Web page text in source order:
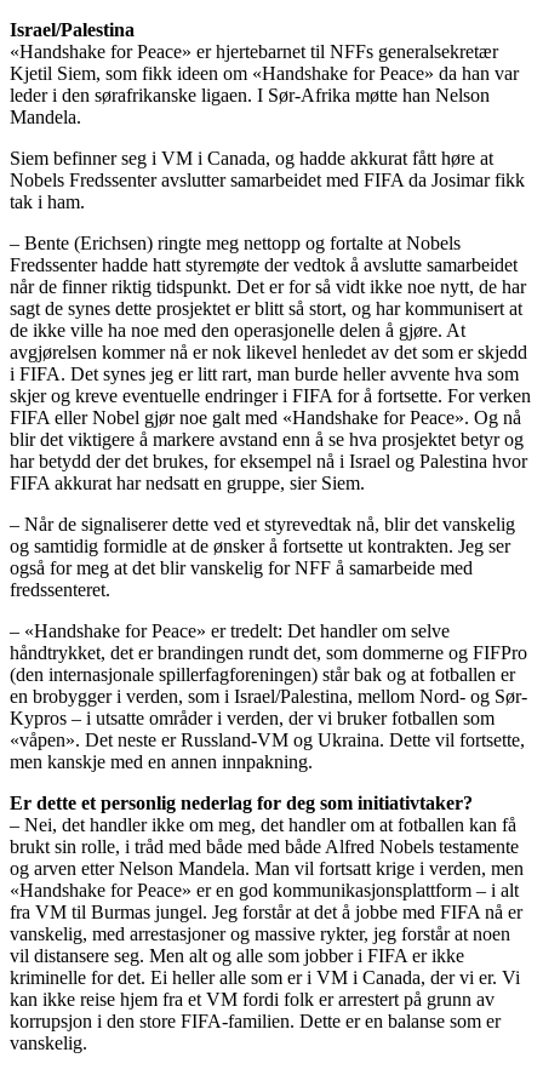
Israel/Palestina
«Handshake for Peace» er hjertebarnet til NFFs generalsekretær
Kjetil Siem, som fikk ideen om «Handshake for Peace» da han var
leder i den sørafrikanske ligaen. I Sør-Afrika møtte han Nelson
Mandela.
Siem befinner seg i VM i Canada, og hadde akkurat fått høre at
Nobels Fredssenter avslutter samarbeidet med FIFA da Josimar fikk
tak i ham.
– Bente (Erichsen) ringte meg nettopp og fortalte at Nobels
Fredssenter hadde hatt styremøte der vedtok å avslutte samarbeidet
når de finner riktig tidspunkt. Det er for så vidt ikke noe nytt, de har
sagt de synes dette prosjektet er blitt så stort, og har kommunisert at
de ikke ville ha noe med den operasjonelle delen å gjøre. At
avgjørelsen kommer nå er nok likevel henledet av det som er skjedd
i FIFA. Det synes jeg er litt rart, man burde heller avvente hva som
skjer og kreve eventuelle endringer i FIFA for å fortsette. For verken
FIFA eller Nobel gjør noe galt med «Handshake for Peace». Og nå
blir det viktigere å markere avstand enn å se hva prosjektet betyr og
har betydd der det brukes, for eksempel nå i Israel og Palestina hvor
FIFA akkurat har nedsatt en gruppe, sier Siem.
– Når de signaliserer dette ved et styrevedtak nå, blir det vanskelig
og samtidig formidle at de ønsker å fortsette ut kontrakten. Jeg ser
også for meg at det blir vanskelig for NFF å samarbeide med
fredssenteret.
– «Handshake for Peace» er tredelt: Det handler om selve
håndtrykket, det er brandingen rundt det, som dommerne og FIFPro
(den internasjonale spillerfagforeningen) står bak og at fotballen er
en brobygger i verden, som i Israel/Palestina, mellom Nord- og Sør-
Kypros – i utsatte områder i verden, der vi bruker fotballen som
«våpen». Det neste er Russland-VM og Ukraina. Dette vil fortsette,
men kanskje med en annen innpakning.
Er dette et personlig nederlag for deg som initiativtaker?
– Nei, det handler ikke om meg, det handler om at fotballen kan få
brukt sin rolle, i tråd med både med både Alfred Nobels testamente
og arven etter Nelson Mandela. Man vil fortsatt krige i verden, men
«Handshake for Peace» er en god kommunikasjonsplattform – i alt
fra VM til Burmas jungel. Jeg forstår at det å jobbe med FIFA nå er
vanskelig, med arrestasjoner og massive rykter, jeg forstår at noen
vil distansere seg. Men alt og alle som jobber i FIFA er ikke
kriminelle for det. Ei heller alle som er i VM i Canada, der vi er. Vi
kan ikke reise hjem fra et VM fordi folk er arrestert på grunn av
korrupsjon i den store FIFA-familien. Dette er en balanse som er
vanskelig.